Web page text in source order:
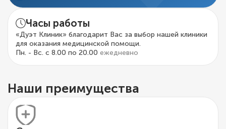
Часы работы
«Дуэт Клиник» благодарит Вас за выбор нашей клиники
для оказания медицинской помощи.
Пн. - Вс. с 8.00 по 20.00 ежедневно
Наши преимущества